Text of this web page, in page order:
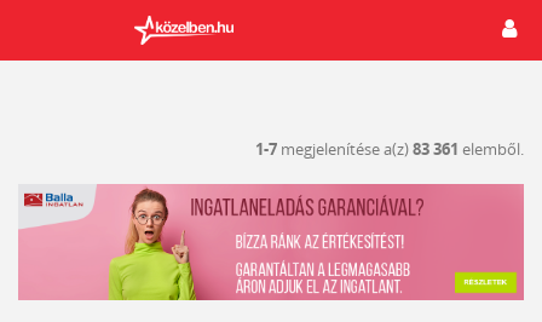
1-7 megjelenítése a(z)83 361 elemből.